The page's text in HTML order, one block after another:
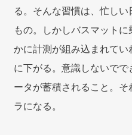
る。そんな習慣は、忙し
もの。しかしバスマット
かに計測が組み込まれて
に下がる。意識しないで
ータが蓄積されること。
ラになる。